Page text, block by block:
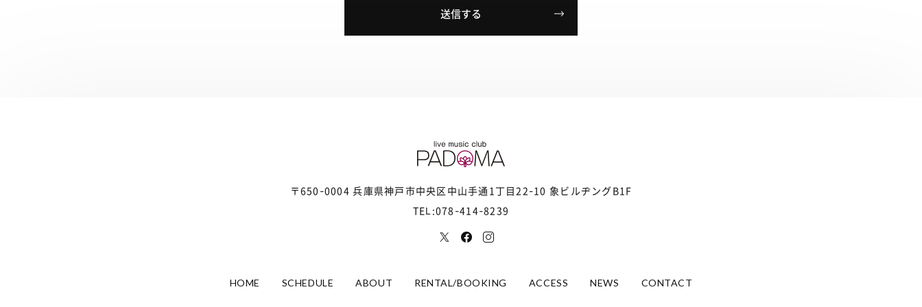
〒650-0004 兵庫県神戸市中央区 中山手通1丁目22-10 象ビルヂングB1F
TEL:078-414-8239
HOME SCHEDULE ABOUT RENTAL/BOOKING ACCESS NEWS CONTACT